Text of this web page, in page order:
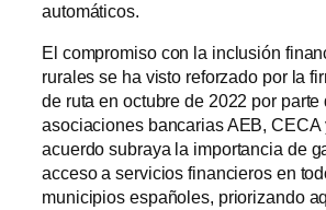
automáticos.
El compromiso con la inclusión
rurales se ha visto reforzado por la
de ruta en octubre de 2022 por parte
asociaciones bancarias AEB, CECA
acuerdo subraya la importancia de
acceso a servicios financieros en
municipios españoles, priorizando